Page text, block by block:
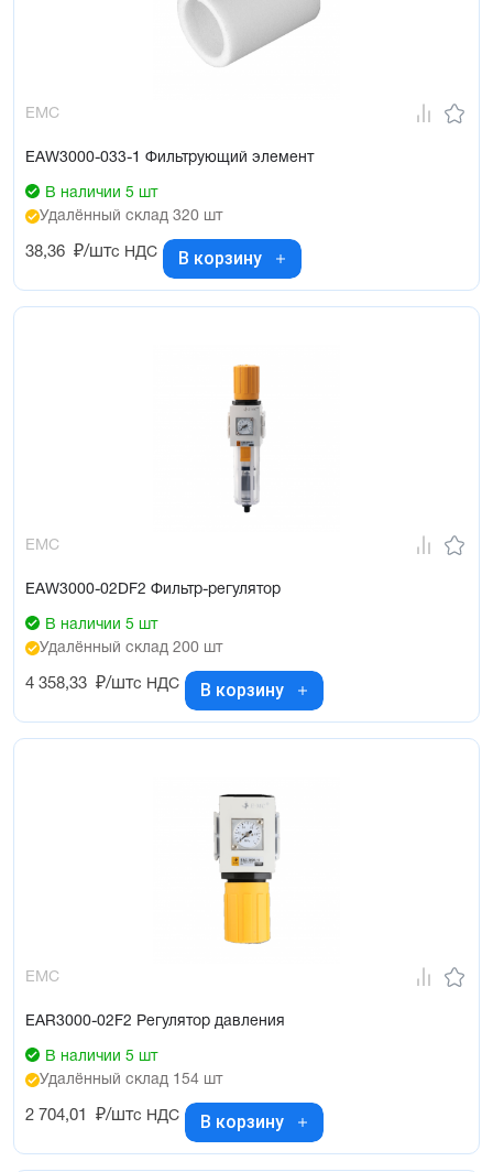
EMC
EAW3000-033-1 Фильтрующий элемент
В наличии 5 шт
Удалённый склад 320 шт
38,36 ₽/штс НДС В корзину
EMC
EAW3000-02DF2 Фильтр-регулятор
В наличии 5 шт
Удалённый склад 200 шт
4 358,33 ₽/штс НДС В корзину
EMC
EAR3000-02F2 Регулятор давления
В наличии 5 шт
Удалённый склад 154 шт
2 704,01 ₽/штс НДС В корзину